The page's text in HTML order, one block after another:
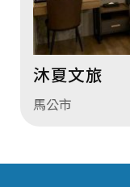
沐夏文旅
馬公市